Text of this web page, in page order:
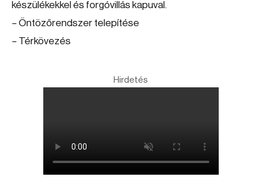
készülékekkel és forgóvillás kapuval.
– Öntözőrendszer telepítése
– Térkövezés
Hirdetés